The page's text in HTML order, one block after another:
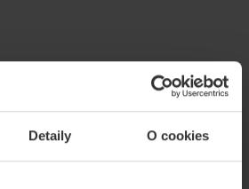
Detaily O cookies